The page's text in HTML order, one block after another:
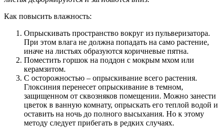
Как повысить влажность:
Опрыскивать пространство вокруг из пульверизатора.
При этом влага не должна попадать на само растение,
иначе на листьях образуются коричневые пятна.
Поместить горшок на поддон с мокрым мхом или
керамзитом.
С осторожностью – опрыскивание всего растения.
Глоксиния перенесет опрыскивание в темном,
защищенном от сквозняков помещении. Можно занести
цветок в ванную комнату, опрыскать его теплой водой и
оставить на ночь до полного высыхания. Но к этому
методу следует прибегать в редких случаях.